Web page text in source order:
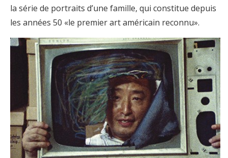
la série de portraits d’une famille, qui constitue depuis
les années 50 «le premier art américain reconnu».